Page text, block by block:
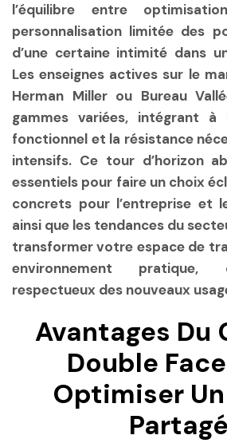
l’équilibre entre
personnalisation limitée des
d’une certaine intimité dans
Les enseignes actives sur le
Herman Miller ou Bureau
gammes variées, intégrant
fonctionnel et la résistance
intensifs. Ce tour d’horizon
essentiels pour faire un choix
concrets pour l’entreprise et
ainsi que les tendances du
transformer votre espace de
environnement pratique,
respectueux des nouveaux
Avantages Du
Double
Optimiser
Partagé